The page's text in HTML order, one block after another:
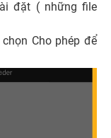
đặt ( những file
Cho phép để